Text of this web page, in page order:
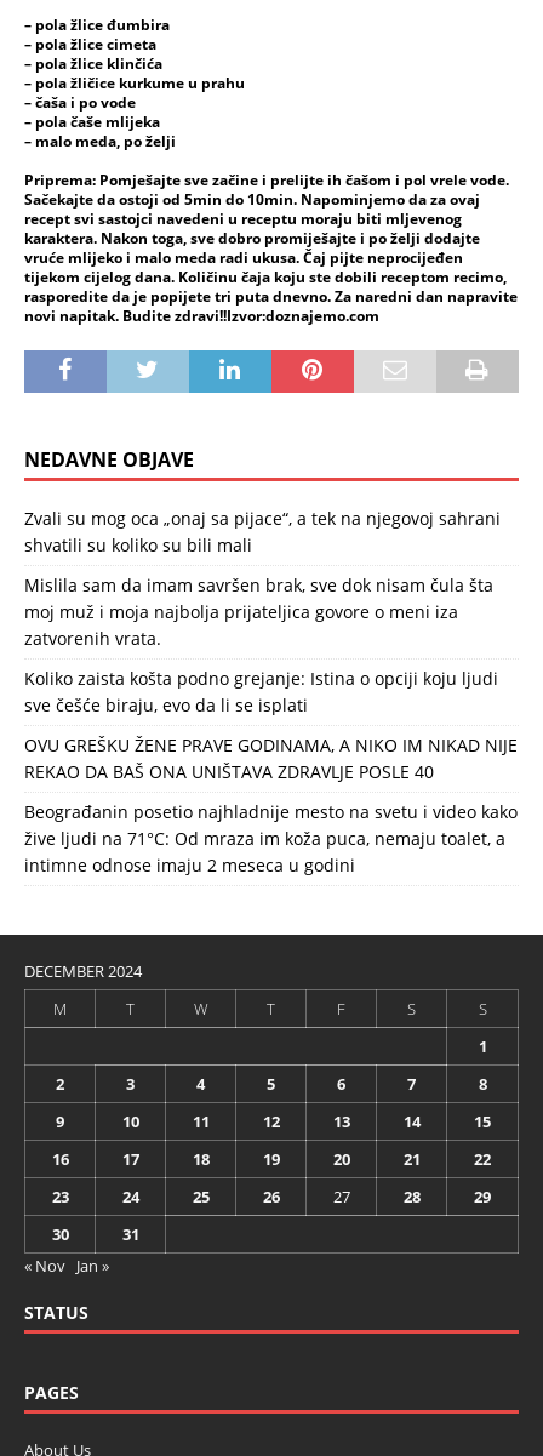
– pola žlice đumbira
– pola žlice cimeta
– pola žlice klinčića
– pola žličice kurkume u prahu
– čaša i po vode
– pola čaše mlijeka
– malo meda, po želji
Priprema: Pomješajte sve začine i prelijte ih čašom i pol vrele vode.
Sačekajte da ostoji od 5min do 10min. Napominjemo da za ovaj
recept svi sastojci navedeni u receptu moraju biti mljevenog
karaktera. Nakon toga, sve dobro promiješajte i po želji dodajte
vruće mlijeko i malo meda radi ukusa. Čaj pijte neprocijeđen
tijekom cijelog dana. Količinu čaja koju ste dobili receptom recimo,
rasporedite da je popijete tri puta dnevno. Za naredni dan napravite
novi napitak. Budite zdravi!!Izvor:doznajemo.com
NEDAVNE OBJAVE
Zvali su mog oca „onaj sa pijace“, a tek na njegovoj sahrani
shvatili su koliko su bili mali
Mislila sam da imam savršen brak, sve dok nisam čula šta
moj muž i moja najbolja prijateljica govore o meni iza
zatvorenih vrata.
Koliko zaista košta podno grejanje: Istina o opciji koju ljudi
sve češće biraju, evo da li se isplati
OVU GREŠKU ŽENE PRAVE GODINAMA, A NIKO IM NIKAD NIJE
REKAO DA BAŠ ONA UNIŠTAVA ZDRAVLJE POSLE 40
Beograđanin posetio najhladnije mesto na svetu i video kako
žive ljudi na 71°C: Od mraza im koža puca, nemaju toalet, a
intimne odnose imaju 2 meseca u godini
DECEMBER 2024
M
T W T F S
S
1
2
3 4 5 6 7
8
9
10 11 12 13 14
15
16
17 18 19 20 21
22
23
24 25 26 27 28
29
30
31
« Nov Jan »
STATUS
PAGES
About Us